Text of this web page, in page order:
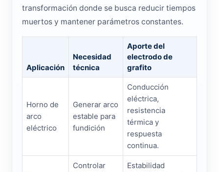
transformación donde se busca reducir tiempos
muertos y mantener parámetros constantes.
Aplicación
Necesidad
técnica
Aporte del
electrodo de
grafito
Horno de
arco
eléctrico
Generar arco
estable para
fundición
Conducción
eléctrica,
resistencia
térmica y
respuesta
continua.
Controlar
Estabilidad